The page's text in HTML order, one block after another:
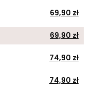
69,90 zł
69,90 zł
74,90 zł
74,90 zł